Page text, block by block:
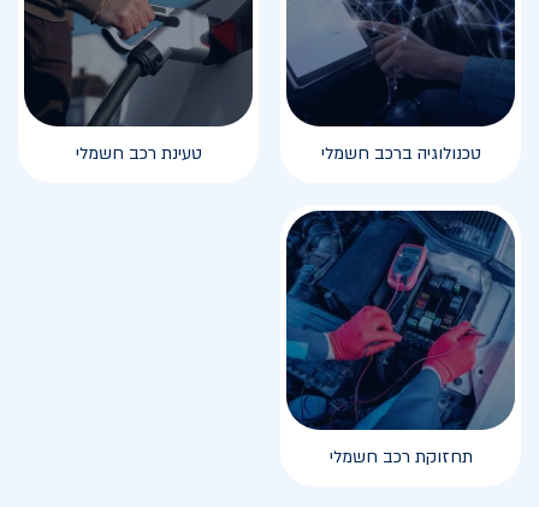
טכנולוגיה ברכב חשמלי טעינת רכב חשמלי
תחזוקת רכב חשמלי